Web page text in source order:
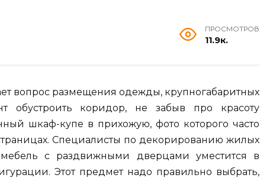
ПРОСМОТРОВ
11.9к.
вопрос размещения одежды, крупногабаритных
обустроить коридор, не забыв про красоту
шкаф-купе в прихожую, фото которого часто
Специалисты по декорированию жилых
мебель с раздвижными дверцами уместится в
Этот предмет надо правильно выбрать,